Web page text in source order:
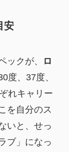
安
ックが、
ロ
度、37度、
れキャリー
を自分のス
いと、せっ
ブ」になっ